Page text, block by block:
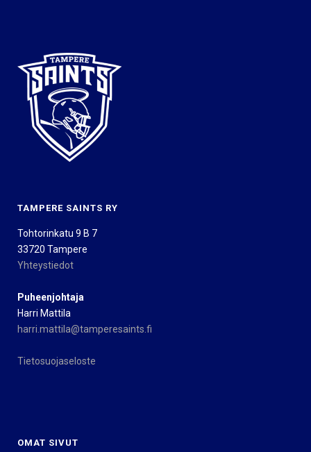
TAMPERE SAINTS RY
Tohtorinkatu 9 B 7
33720 Tampere
Yhteystiedot
Puheenjohtaja
Harri Mattila
harri.mattila@tamperesaints.fi
Tietosuojaseloste
OMAT SIVUT